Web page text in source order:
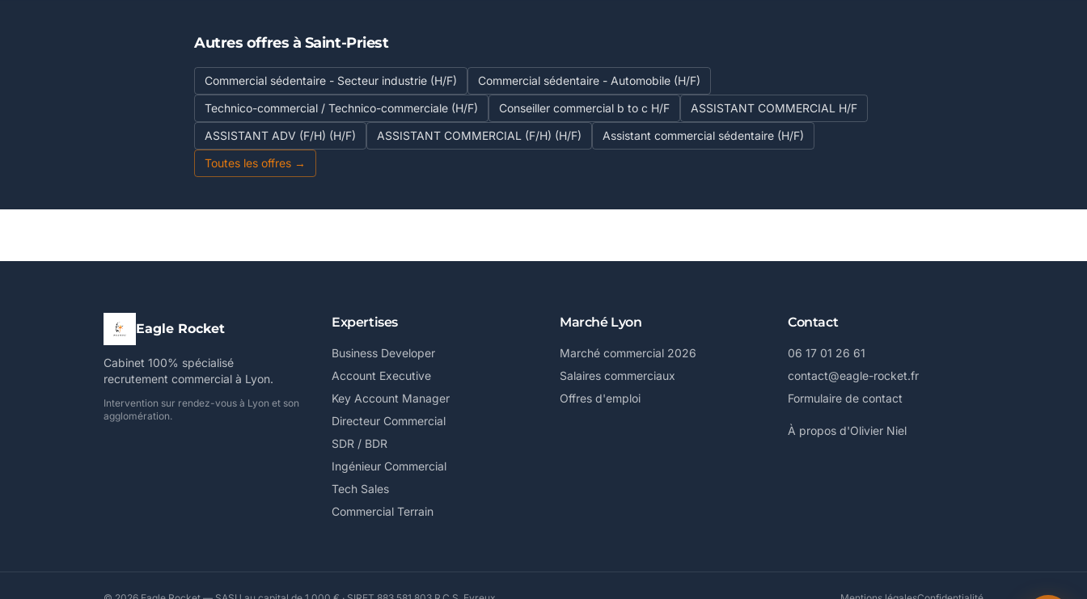
Autres offres à Saint-Priest
Commercial sédentaire - Secteur industrie (H/F)
Commercial sédentaire - Automobile (H/F)
Technico-commercial / Technico-commerciale (H/F)
Conseiller commercial b to c H/F
ASSISTANT COMMERCIAL H/F
ASSISTANT ADV (F/H) (H/F)
ASSISTANT COMMERCIAL (F/H) (H/F)
Assistant commercial sédentaire (H/F)
Toutes les offres →
Eagle Rocket
Cabinet 100% spécialisé
recrutement commercial à Lyon.
Intervention sur rendez-vous à Lyon et son
agglomération.
Expertises
Business Developer
Account Executive
Key Account Manager
Directeur Commercial
SDR / BDR
Ingénieur Commercial
Tech Sales
Commercial Terrain
Marché Lyon
Marché commercial 2026
Salaires commerciaux
Offres d'emploi
Contact
06 17 01 26 61
contact@eagle-rocket.fr
Formulaire de contact
À propos d'Olivier Niel